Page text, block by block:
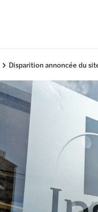
Disparition annoncée du